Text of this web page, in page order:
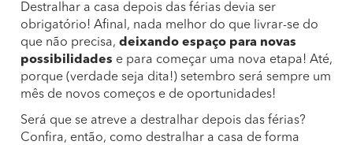
Destralhar a casa depois das férias devia ser
obrigatório! Afinal, nada melhor do que livrar-se do
que não precisa, deixando espaço para novas
possibilidades e para começar uma nova etapa! Até,
porque (verdade seja dita!) setembro será sempre um
mês de novos começos e de oportunidades!
Será que se atreve a destralhar depois das férias?
Confira, então, como destralhar a casa de forma